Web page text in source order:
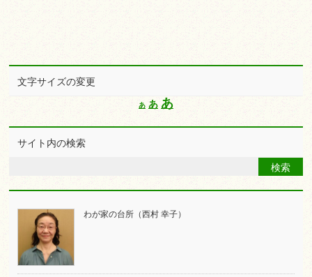
文字サイズの変更
あ Decrease
あReset
あIncrease
size.
サイト内の検索
わが家の台所（西村 幸子）